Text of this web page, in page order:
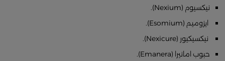
نيكسيوم (Nexium).
ايزوميم (Esomium).
نيكسيكيور (Nexicure).
حبوب امانيرا (Emanera).